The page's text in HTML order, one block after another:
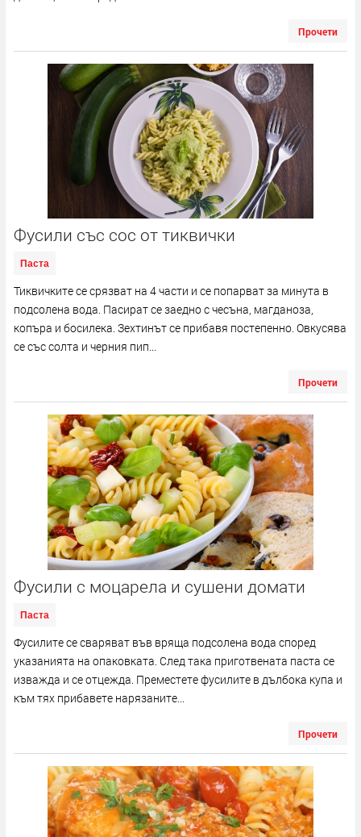
Прочети
Фусили със сос от тиквички
Паста
Тиквичките се срязват на 4 части и се попарват за минута в
подсолена вода. Пасират се заедно с чесъна, магданоза,
копъра и босилека. Зехтинът се прибавя постепенно. Овкусява
се със солта и черния пип...
Прочети
Фусили с моцарела и сушени домати
Паста
Фусилите се сваряват във вряща подсолена вода според
указанията на опаковката. След така приготвената паста се
изважда и се отцежда. Преместете фусилите в дълбока купа и
към тях прибавете нарязаните...
Прочети